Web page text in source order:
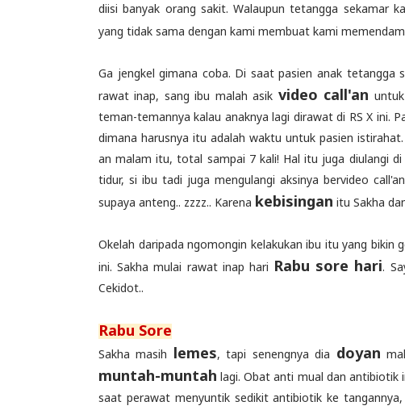
diisi banyak orang sakit. Walaupun tetangga sekamar
yang tidak sama dengan kami membuat kami memendam
Ga jengkel gimana coba. Di saat pasien anak tetangga
rawat inap, sang ibu malah asik video call'an
teman-temannya kalau anaknya lagi dirawat di RS X ini.
dimana harusnya itu adalah waktu untuk pasien
an malam itu, total sampai 7 kali! Hal itu juga diulangi
tidur, si ibu tadi juga mengulangi aksinya bervideo
supaya anteng.. zzzz.. Karena kebisingan itu Sakha
Okelah daripada ngomongin kelakukan ibu itu yang bikin
ini. Sakha mulai rawat inap hari Rabu sore hari.
Cekidot..
Rabu Sore
Sakha masih lemes, tapi senengnya dia doyan
muntah-muntah lagi. Obat anti mual dan antibiotik
saat perawat menyuntik sedikit antibiotik ke